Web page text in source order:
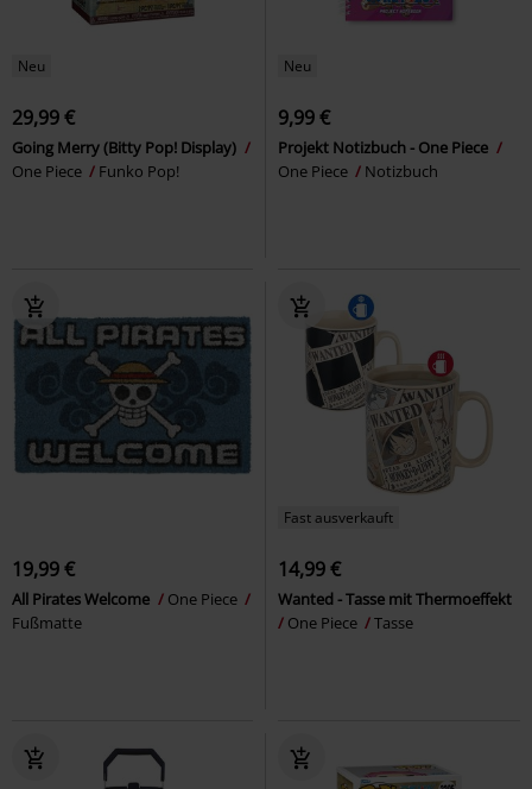
Neu
29,99 €
Going Merry (Bitty Pop! Display)
One Piece
Funko Pop!
Neu
9,99 €
Projekt Notizbuch - One Piece
One Piece
Notizbuch
19,99 €
All Pirates Welcome
One Piece
Fußmatte
Fast ausverkauft
14,99 €
Wanted - Tasse mit Thermoeffekt
One Piece
Tasse